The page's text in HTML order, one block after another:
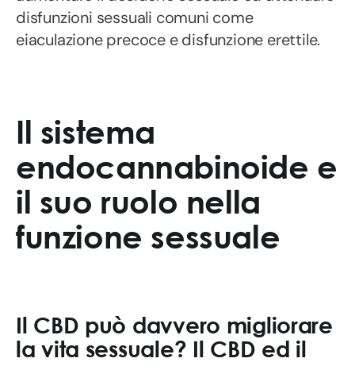
disfunzioni sessuali comuni come
eiaculazione precoce e disfunzione erettile.
Il sistema
endocannabinoide e
il suo ruolo nella
funzione sessuale
Il CBD può davvero migliorare
la vita sessuale? Il CBD ed il